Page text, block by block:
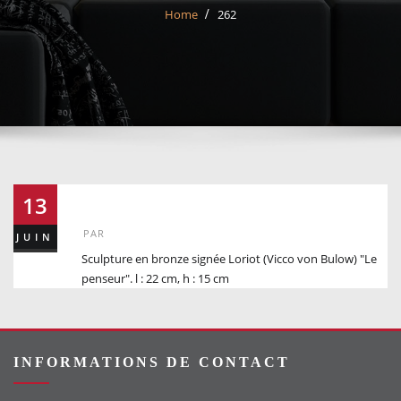
Home 262
13
JUIN PAR
Sculpture en bronze signée Loriot (Vicco von Bulow) "Le
penseur". l : 22 cm, h : 15 cm
INFORMATIONS DE CONTACT